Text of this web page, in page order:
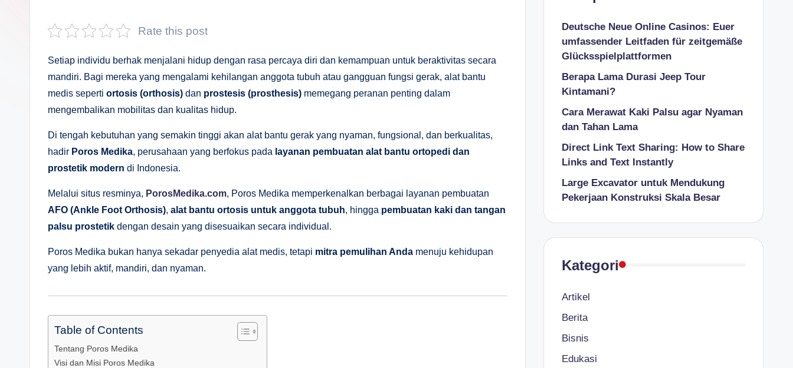
Rate this post
Setiap individu berhak menjalani hidup dengan rasa percaya diri dan kemampuan untuk beraktivitas secara
mandiri. Bagi mereka yang mengalami kehilangan anggota tubuh atau gangguan fungsi gerak, alat bantu
medis seperti ortosis (orthosis) dan prostesis (prosthesis) memegang peranan penting dalam
mengembalikan mobilitas dan kualitas hidup.
Di tengah kebutuhan yang semakin tinggi akan alat bantu gerak yang nyaman, fungsional, dan berkualitas,
hadir Poros Medika, perusahaan yang berfokus pada layanan pembuatan alat bantu ortopedi dan
prostetik modern di Indonesia.
Melalui situs resminya, PorosMedika.com, Poros Medika memperkenalkan berbagai layanan pembuatan
AFO (Ankle Foot Orthosis), alat bantu ortosis untuk anggota tubuh, hingga pembuatan kaki dan tangan
palsu prostetik dengan desain yang disesuaikan secara individual.
Poros Medika bukan hanya sekadar penyedia alat medis, tetapi mitra pemulihan Anda menuju kehidupan
yang lebih aktif, mandiri, dan nyaman.
Table of Contents
Tentang Poros Medika
Visi dan Misi Poros Medika
Deutsche Neue Online Casinos: Euer
umfassender Leitfaden für zeitgemäße
Glücksspielplattformen
Berapa Lama Durasi Jeep Tour
Kintamani?
Cara Merawat Kaki Palsu agar Nyaman
dan Tahan Lama
Direct Link Text Sharing: How to Share
Links and Text Instantly
Large Excavator untuk Mendukung
Pekerjaan Konstruksi Skala Besar
Kategori
Artikel
Berita
Bisnis
Edukasi